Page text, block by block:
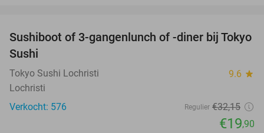
38%
Sushiboot of 3-gangenlunch of -diner bij Tokyo
Sushi
Tokyo Sushi Lochristi 9.6 star
Lochristi
Verkocht: 576
Regulier €32,15
€19,90